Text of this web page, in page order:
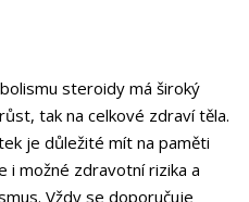
steroidy má široký
tak na celkové zdraví těla.
je důležité mít na paměti
i možné zdravotní rizika a
Vždy se doporučuje